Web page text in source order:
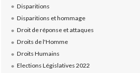
Disparitions
Disparitions et hommage
Droit de réponse et attaques
Droits de l'Homme
Droits Humains
Elections Législatives 2022